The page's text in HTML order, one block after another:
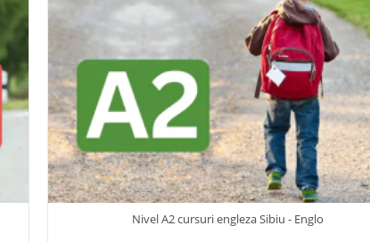
Nivel A2 cursuri engleza Sibiu - Englo